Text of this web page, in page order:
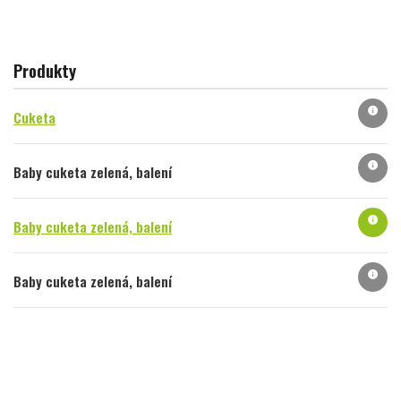
Produkty
Cuketa info
Baby cuketa zelená, balení info
Baby cuketa zelená, balení info
Baby cuketa zelená, balení info